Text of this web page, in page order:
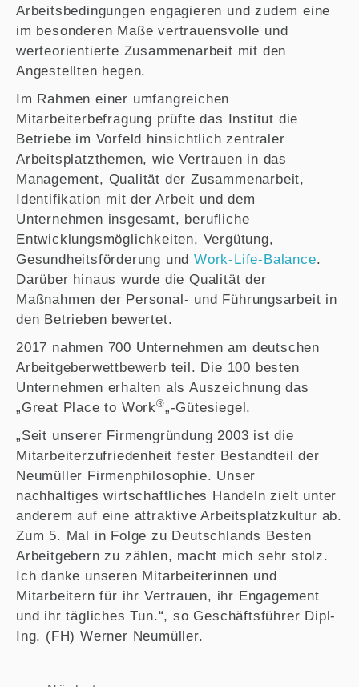
Arbeitsbedingungen engagieren und zudem eine
im besonderen Maße vertrauensvolle und
werteorientierte Zusammenarbeit mit den
Angestellten hegen.
Im Rahmen einer umfangreichen
Mitarbeiterbefragung prüfte das Institut die
Betriebe im Vorfeld hinsichtlich zentraler
Arbeitsplatzthemen, wie Vertrauen in das
Management, Qualität der Zusammenarbeit,
Identifikation mit der Arbeit und dem
Unternehmen insgesamt, berufliche
Entwicklungsmöglichkeiten, Vergütung,
Gesundheitsförderung undWork-Life-Balance.
Darüber hinaus wurde die Qualität der
Maßnahmen der Personal- und Führungsarbeit in
den Betrieben bewertet.
2017 nahmen 700 Unternehmen am deutschen
Arbeitgeberwettbewerb teil. Die 100 besten
Unternehmen erhalten als Auszeichnung das
„Great Place to Work®„-Gütesiegel.
„Seit unserer Firmengründung 2003 ist die
Mitarbeiterzufriedenheit fester Bestandteil der
Neumüller Firmenphilosophie. Unser
nachhaltiges wirtschaftliches Handeln zielt unter
anderem auf eine attraktive Arbeitsplatzkultur ab.
Zum 5. Mal in Folge zu Deutschlands Besten
Arbeitgebern zu zählen, macht mich sehr stolz.
Ich danke unseren Mitarbeiterinnen und
Mitarbeitern für ihr Vertrauen, ihr Engagement
und ihr tägliches Tun.“, so Geschäftsführer Dipl-
Ing. (FH) Werner Neumüller.